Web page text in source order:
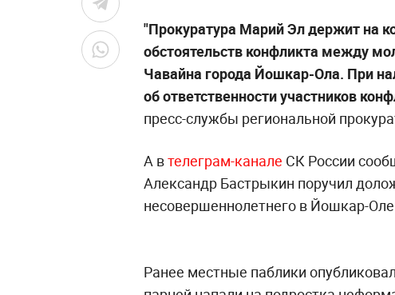
"Прокуратура Марий Эл держит на
обстоятельств конфликта между
Чавайна города Йошкар-Ола. При
об ответственности участников
пресс-службы региональной
А втелеграм-канале СК России
Александр Бастрыкин поручил
несовершеннолетнего в Йошкар-
Ранее местные паблики